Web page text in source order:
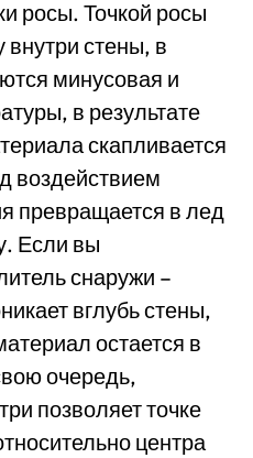
росы. Точкой росы
внутри стены, в
минусовая и
в результате
скапливается
воздействием
превращается в лед
Если вы
снаружи –
вглубь стены,
остается в
очередь,
позволяет точке
центра